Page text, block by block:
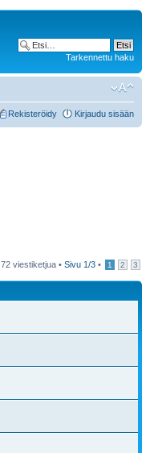
Tarkennettu haku
Rekisteröidy Kirjaudu sisään
72 viestiketjua • Sivu 1/3 • 1 2 3